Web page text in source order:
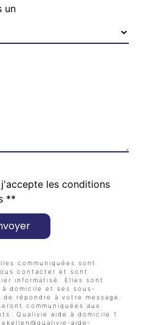
un
les conditions
**
communiquées sont
contacter et sont
informatisé. Elles sont
domicile et ses sous-
répondre à votre message.
communiquées aux
Qualivie aide à domicile 1
ekellen@qualivie-aide-